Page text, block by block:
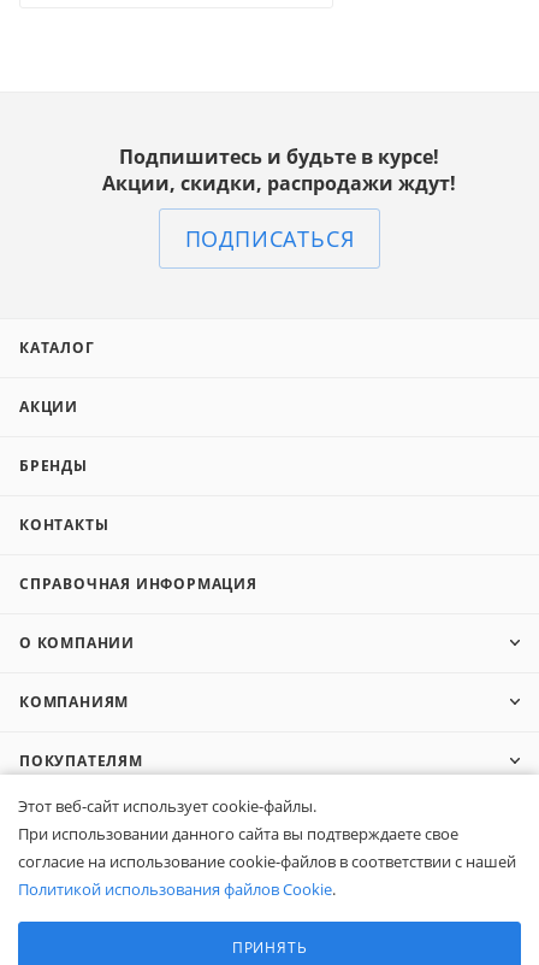
Подпишитесь и будьте в курсе!
Акции, скидки, распродажи ждут!
ПОДПИСАТЬСЯ
КАТАЛОГ
АКЦИИ
БРЕНДЫ
КОНТАКТЫ
СПРАВОЧНАЯ ИНФОРМАЦИЯ
О КОМПАНИИ
КОМПАНИЯМ
ПОКУПАТЕЛЯМ
8 (800) 600-95-10
zakaz@belapex.ru
г. Москва, ул. Промышленная, д. 11
Этот веб-сайт использует cookie-файлы.
При использовании данного сайта вы подтверждаете свое
согласие на использование cookie-файлов в соответствии с нашей
Политикой использования файлов Cookie.
ПРИНЯТЬ